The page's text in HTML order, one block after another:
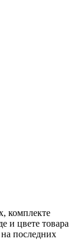
комплекте
и цвете товара
последних